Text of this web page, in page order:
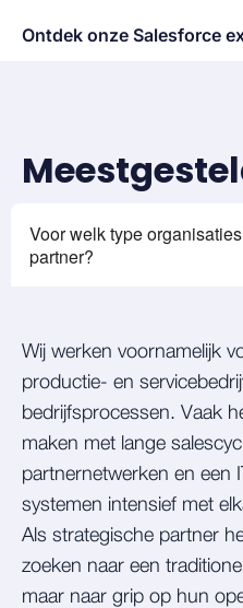
Ontdek onze Salesforce
Voor welk type
partner?
Wij werken voornamelijk
productie- en
bedrijfsprocessen. Vaak
maken met lange
partnernetwerken en een
systemen intensief met
Als strategische partner
zoeken naar een
maar naar grip op hun